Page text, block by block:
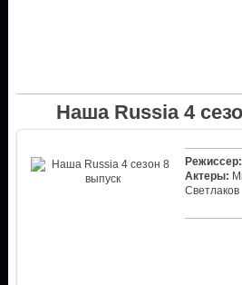
Наша Russia 4
Режиссер:
Актеры:
Светлаков